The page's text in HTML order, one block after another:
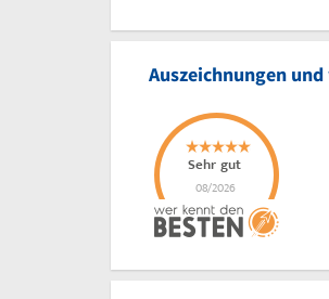
Auszeichnungen